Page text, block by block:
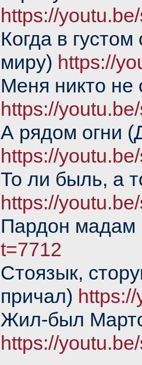
https://
Когда в
миру) https://
Меня никто
https://
А рядом огни
https://
То ли быль, а
https://
Пардон мадам
t=7712
Стоязык,
причал)
Жил-был
https://